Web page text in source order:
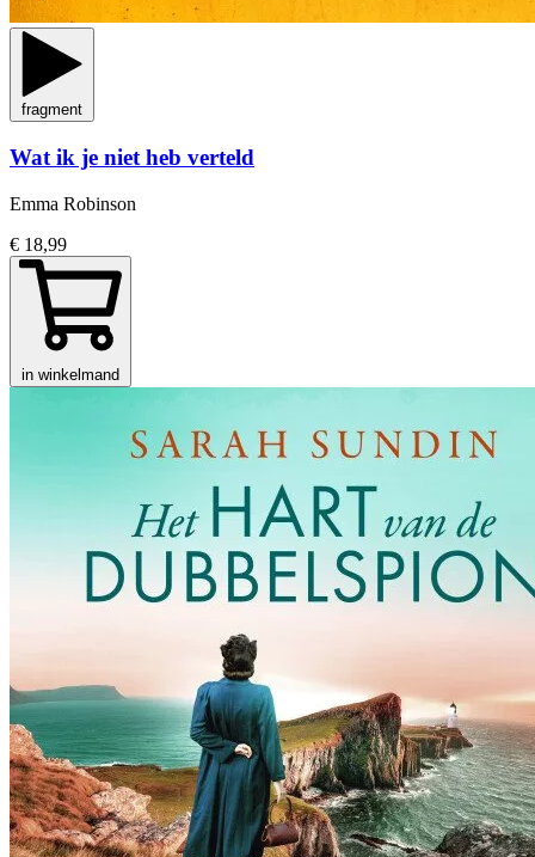
fragment
Wat ik je niet heb verteld
Emma Robinson
€ 18,99
in winkelmand